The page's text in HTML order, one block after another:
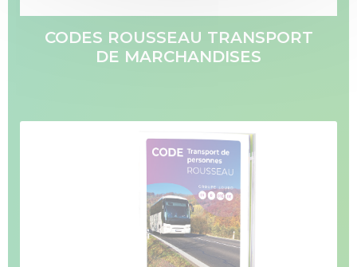
CODES ROUSSEAU TRANSPORT
DE MARCHANDISES